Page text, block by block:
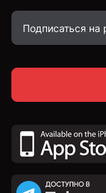
к.п. 4,8
к.п. 8,8
к.п. 10,9